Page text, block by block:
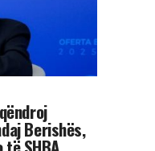
Berishës,